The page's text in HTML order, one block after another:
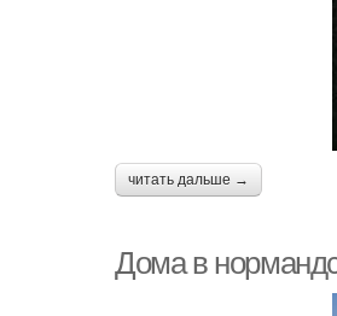
читать дальше →
Дома в